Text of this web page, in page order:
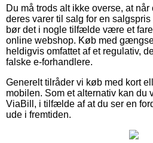
Du må trods alt ikke overse, at
deres varer til salg for en
bør det i nogle tilfælde være et
online webshop. Køb med
heldigvis omfattet af et regulativ,
falske e-forhandlere.
Generelt tilråder vi køb med kort
mobilen. Som et alternativ kan du
ViaBill, i tilfælde af at du ser en
ude i fremtiden.